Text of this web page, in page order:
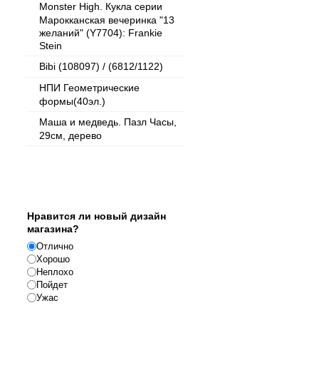
Monster High. Кукла серии
Марокканская вечеринка "13
желаний" (Y7704): Frankie
Stein
Bibi (108097) / (6812/1122)
НПИ Геометрические
формы(40эл.)
Маша и медведь. Пазл Часы,
29см, дерево
Нравится ли новый дизайн
магазина?
Отлично
Хорошо
Неплохо
Пойдет
Ужас